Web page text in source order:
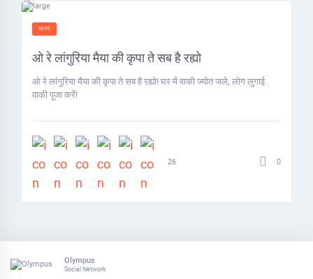
भजन
ओ रे लांगुरिया मैया की कृपा ते सब है रह्यो
ओ रे लांगुरिया मैया की कृपा ते सब है रह्यो! घर में वाकी ज्योत जले, लोग लुगाई
वाकी पूजा करें!
26 0
Olympus
Social Network